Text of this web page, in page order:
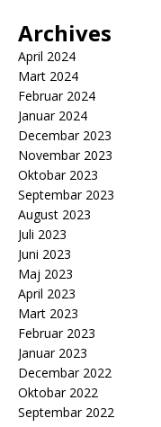
Archives
April 2024
Mart 2024
Februar 2024
Januar 2024
Decembar 2023
Novembar 2023
Oktobar 2023
Septembar 2023
August 2023
Juli 2023
Juni 2023
Maj 2023
April 2023
Mart 2023
Februar 2023
Januar 2023
Decembar 2022
Oktobar 2022
Septembar 2022